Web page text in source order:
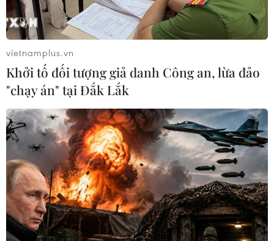
vietnamplus.vn
Khởi tố đối tượng giả danh Công an, lừa đảo
"chạy án" tại Đắk Lắk